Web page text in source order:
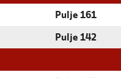
Pulje 161
Pulje 142